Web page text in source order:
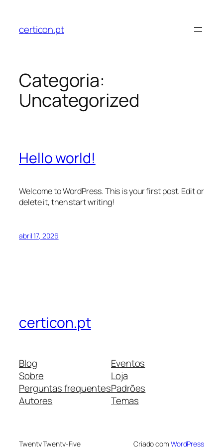
certicon.pt
Categoria:
Uncategorized
Hello world!
Welcome to WordPress. This is your first post. Edit or
delete it, then start writing!
abril 17, 2026
certicon.pt
Blog
Sobre
Perguntas frequentes
Autores
Eventos
Loja
Padrões
Temas
Twenty Twenty-Five Criado com WordPress